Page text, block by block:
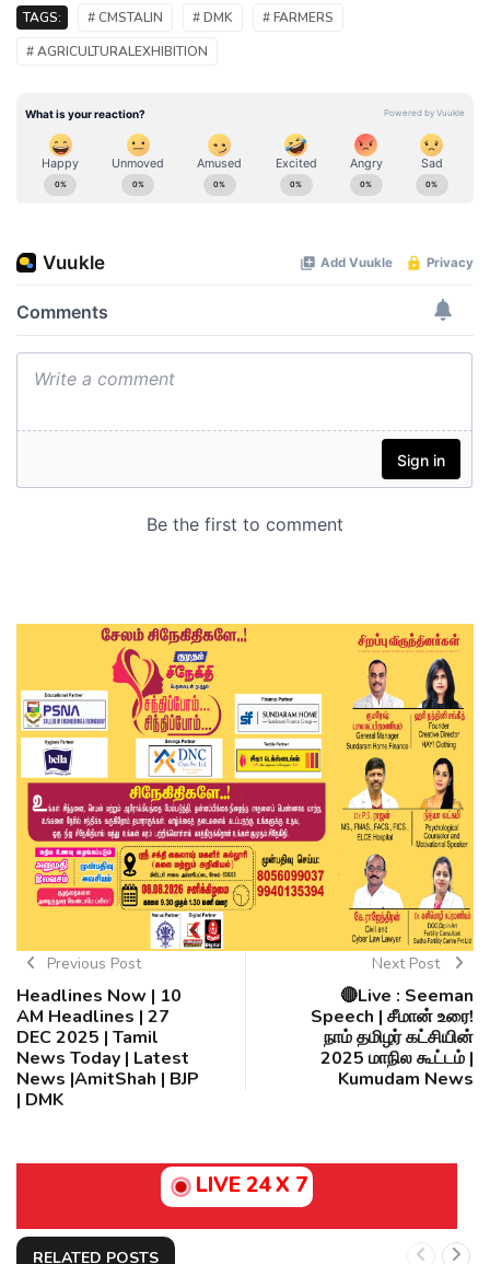
TAGS: # CMSTALIN # DMK
# FARMERS
# AGRICULTURALEXHIBITION
Previous Post
Headlines Now | 10
AM Headlines | 27
DEC 2025 | Tamil
News Today | Latest
News |AmitShah | BJP
| DMK
Next Post
🔴Live : Seeman
Speech | சீமான் உரை!
நாம் தமிழர் கட்சியின்
2025 மாநில கூட்டம் |
Kumudam News
LIVE 24 X 7
RELATED POSTS